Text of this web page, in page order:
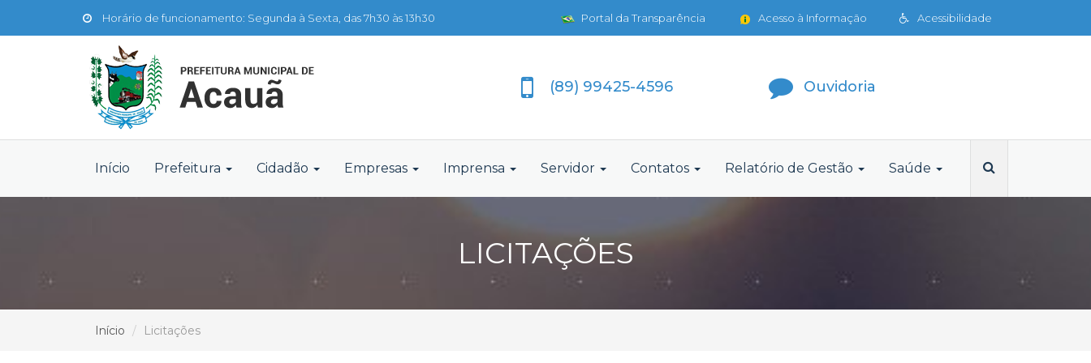
Horário de funcionamento: Segunda à Sexta, das 7h30 às 13h30 Acessibilidade
Acesso à Informação
Portal da Transparência
(89) 99425-4596 Ouvidoria
Início Prefeitura Cidadão Empresas Imprensa Servidor Contatos Relatório de Gestão Saúde
LICITAÇÕES
Início Licitações